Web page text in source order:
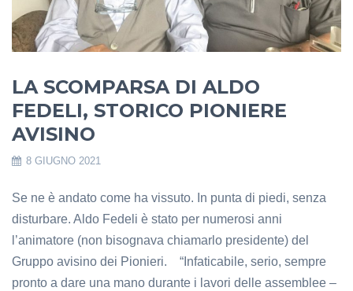
LA SCOMPARSA DI ALDO
FEDELI, STORICO PIONIERE
AVISINO
8 GIUGNO 2021
Se ne è andato come ha vissuto. In punta di piedi, senza
disturbare. Aldo Fedeli è stato per numerosi anni
l’animatore (non bisognava chiamarlo presidente) del
Gruppo avisino dei Pionieri. “Infaticabile, serio, sempre
pronto a dare una mano durante i lavori delle assemblee –